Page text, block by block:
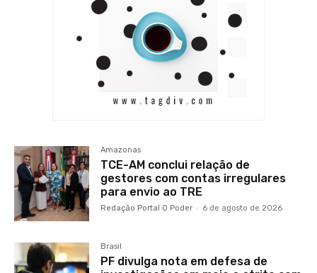
Amazonas
TCE-AM conclui relação de
gestores com contas irregulares
para envio ao TRE
Redação Portal O Poder - 6 de agosto de 2026
Brasil
PF divulga nota em defesa de